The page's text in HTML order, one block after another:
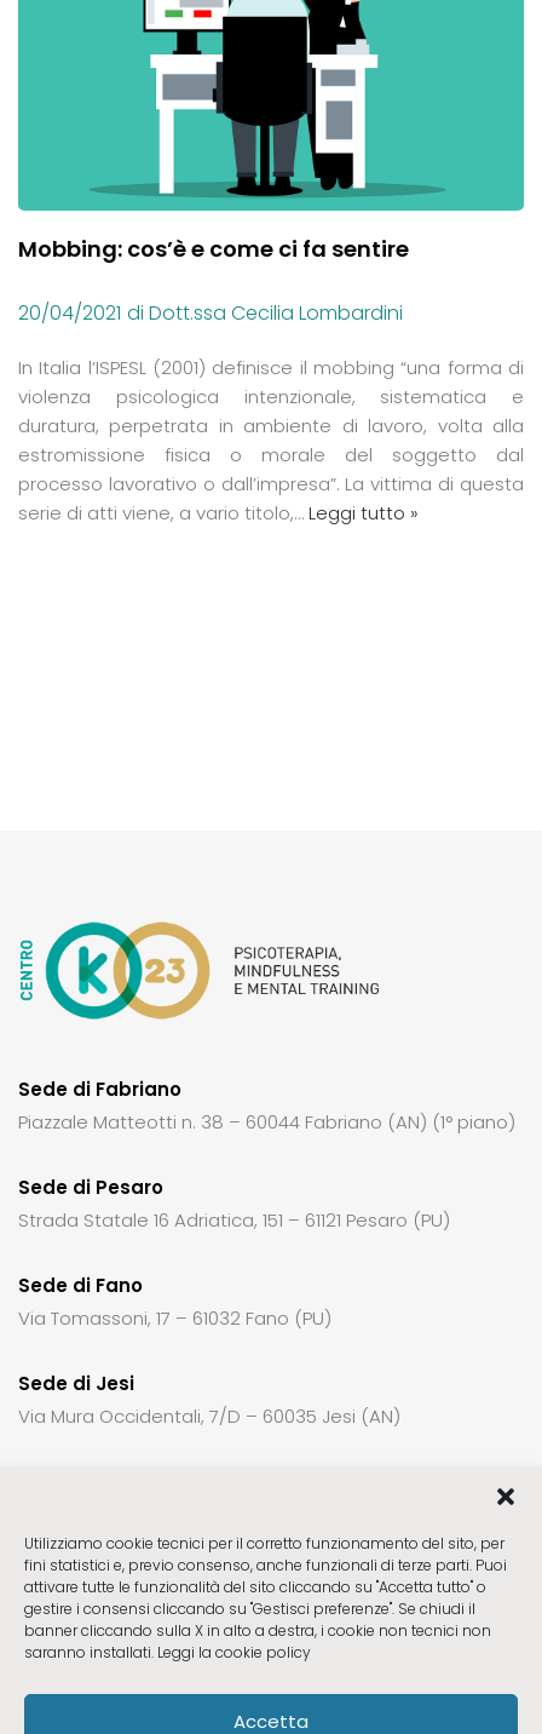
Utilizziamo cookie tecnici per il corretto funzionamento del sito, per
fini statistici e, previo consenso, anche funzionali di terze parti. Puoi
attivare tutte le funzionalità del sito cliccando su "Accetta tutto" o
gestire i consensi cliccando su "Gestisci preferenze". Se chiudi il
banner cliccando sulla X in alto a destra, i cookie non tecnici non
saranno installati. Leggi la cookie policy
Accetta
Mobbing: cos’è e come ci fa sentire
20/04/2021 di Dott.ssa Cecilia Lombardini
In Italia l’ISPESL (2001) definisce il mobbing “una forma di
violenza psicologica intenzionale, sistematica e
duratura, perpetrata in ambiente di lavoro, volta alla
estromissione fisica o morale del soggetto dal
processo lavorativo o dall’impresa”. La vittima di questa
serie di atti viene, a vario titolo,…Leggi tutto »
Sede di Fabriano
Piazzale Matteotti n. 38 – 60044 Fabriano (AN) (1° piano)
Sede di Pesaro
Strada Statale 16 Adriatica, 151 – 61121 Pesaro (PU)
Sede di Fano
Via Tomassoni, 17 – 61032 Fano (PU)
Sede di Jesi
Via Mura Occidentali, 7/D – 60035 Jesi (AN)
Sede di Fabrianoctck23@gmail.com
Sede di Pesaroctck23pu@gmail.com
Sede di Fanoctck23pu@gmail.com
ctck23jesi@gmail.com